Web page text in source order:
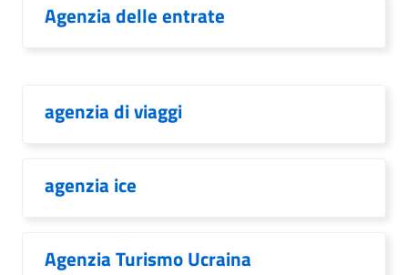
Agenzia delle entrate
agenzia di viaggi
agenzia ice
Agenzia Turismo Ucraina